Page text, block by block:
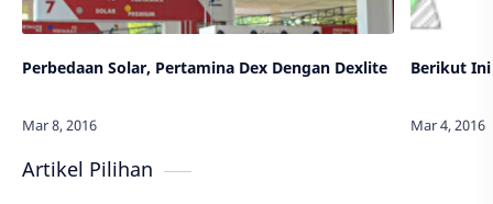
Perbedaan Solar, Pertamina Dex Dengan Dexlite Berikut
Artikel Pilihan